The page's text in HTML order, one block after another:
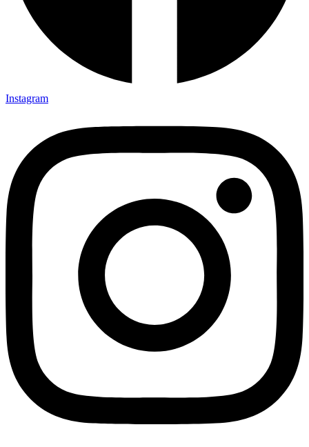
Instagram